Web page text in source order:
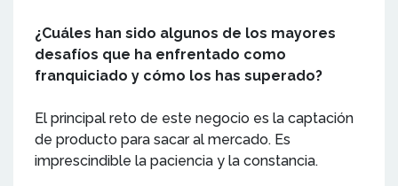
¿Cuáles han sido algunos de los mayores
desafíos que ha enfrentado como
franquiciado y cómo los has superado?
El principal reto de este negocio es la captación
de producto para sacar al mercado. Es
imprescindible la paciencia y la constancia.